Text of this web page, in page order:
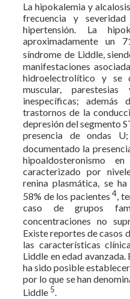
La hipokalemia y
frecuencia y
hipertensión. La
aproximadamente un
síndrome de Liddle,
manifestaciones
hidroelectrolítico y se
muscular,
inespecíficas; además
trastornos de la
depresión del segmento
presencia de ondas
documentado la
hipoaldosteronismo
caracterizado por
renina plasmática, se
58% de los pacientes 4,
caso de grupos
concentraciones no
Existe reportes de casos
las características
Liddle en edad avanzada.
ha sido posible
por lo que se han
Liddle 5.